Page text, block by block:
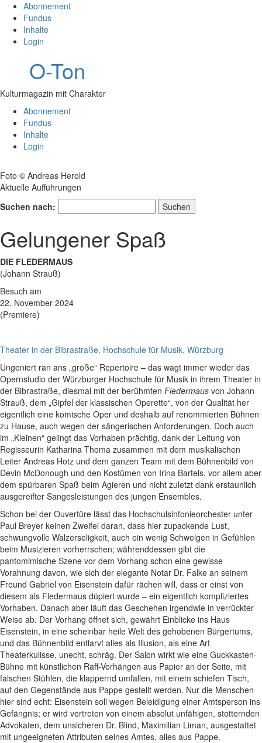
Abonnement
Fundus
Inhalte
Login
O-Ton
Kulturmagazin mit Charakter
Abonnement
Fundus
Inhalte
Login
Foto © Andreas Herold
Aktuelle Aufführungen
Suchen nach:
Gelungener Spaß
DIE FLEDERMAUS
(Johann Strauß)
Besuch am
22. November 2024
(Premiere)
Theater in der Bibrastraße, Hochschule für Musik, Würzburg
Ungeniert ran ans „große“ Repertoire – das wagt immer wieder das
Opernstudio der Würzburger Hochschule für Musik in ihrem Theater in
der Bibrastraße, diesmal mit der berühmten Fledermaus von Johann
Strauß, dem „Gipfel der klassischen Operette“, von der Qualität her
eigentlich eine komische Oper und deshalb auf renommierten Bühnen
zu Hause, auch wegen der sängerischen Anforderungen. Doch auch
im „Kleinen“ gelingt das Vorhaben prächtig, dank der Leitung von
Regisseurin Katharina Thoma zusammen mit dem musikalischen
Leiter Andreas Hotz und dem ganzen Team mit dem Bühnenbild von
Devin McDonough und den Kostümen von Irina Bartels, vor allem aber
dem spürbaren Spaß beim Agieren und nicht zuletzt dank erstaunlich
ausgereifter Sangesleistungen des jungen Ensembles.
Schon bei der Ouvertüre lässt das Hochschulsinfonieorchester unter
Paul Breyer keinen Zweifel daran, dass hier zupackende Lust,
schwungvolle Walzerseligkeit, auch ein wenig Schwelgen in Gefühlen
beim Musizieren vorherrschen; währenddessen gibt die
pantomimische Szene vor dem Vorhang schon eine gewisse
Vorahnung davon, wie sich der elegante Notar Dr. Falke an seinem
Freund Gabriel von Eisenstein dafür rächen will, dass er einst von
diesem als Fledermaus düpiert wurde – ein eigentlich kompliziertes
Vorhaben. Danach aber läuft das Geschehen irgendwie in verrückter
Weise ab. Der Vorhang öffnet sich, gewährt Einblicke ins Haus
Eisenstein, in eine scheinbar heile Welt des gehobenen Bürgertums,
und das Bühnenbild entlarvt alles als Illusion, als eine Art
Theaterkulisse, unecht, schräg. Der Salon wirkt wie eine Guckkasten-
Bühne mit künstlichen Raff-Vorhängen aus Papier an der Seite, mit
falschen Stühlen, die klappernd umfallen, mit einem schiefen Tisch,
auf den Gegenstände aus Pappe gestellt werden. Nur die Menschen
hier sind echt: Eisenstein soll wegen Beleidigung einer Amtsperson ins
Gefängnis; er wird vertreten von einem absolut unfähigen, stotternden
Advokaten, dem unsicheren Dr. Blind, Maximilian Liman, ausgestattet
mit ungeeigneten Attributen seines Amtes, alles aus Pappe.